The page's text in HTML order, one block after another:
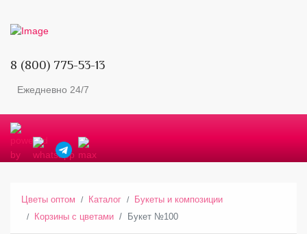
8 (800) 775-53-13
Ежедневно 24/7
Цветы оптом Каталог
Букеты и композиции
Корзины с цветами
Букет №100